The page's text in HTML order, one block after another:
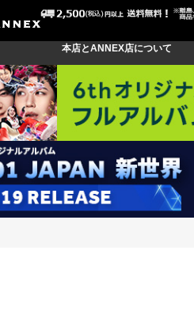
本店とANNEX店について